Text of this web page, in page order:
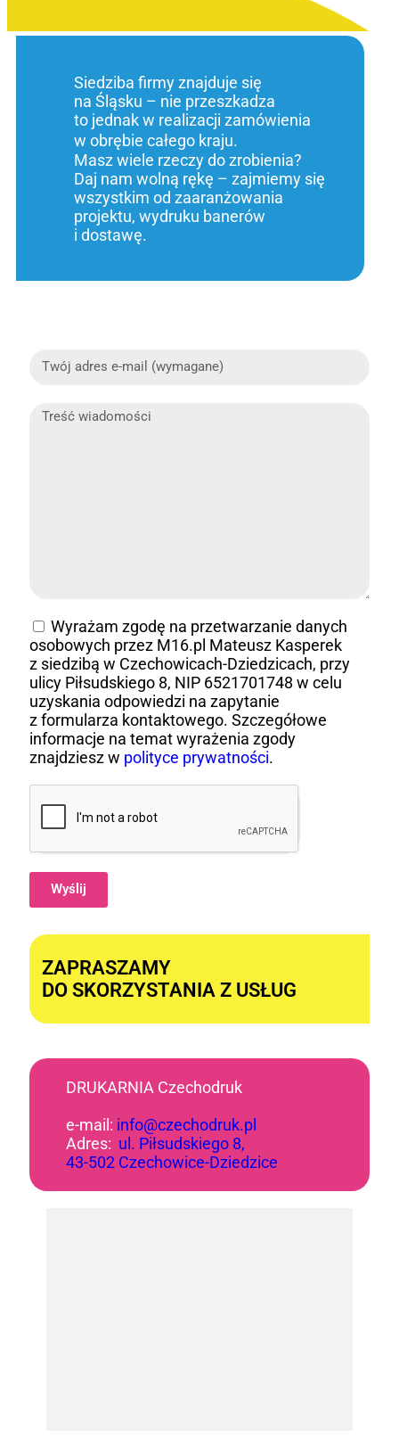
Siedziba firmy znajduje się
na Śląsku – nie przeszkadza
to jednak w realizacji zamówienia
w obrębie całego kraju.
Masz wiele rzeczy do zrobienia?
Daj nam wolną rękę – zajmiemy się
wszystkim od zaaranżowania
projektu, wydruku banerów
i dostawę.
Wyrażam zgodę na przetwarzanie danych
osobowych przez M16.pl Mateusz Kasperek
z siedzibą w Czechowicach-Dziedzicach, przy
ulicy Piłsudskiego 8, NIP 6521701748 w celu
uzyskania odpowiedzi na zapytanie
z formularza kontaktowego. Szczegółowe
informacje na temat wyrażenia zgody
znajdziesz w polityce prywatności.
Wyślij
ZAPRASZAMY
DO SKORZYSTANIA Z USŁUG
DRUKARNIA Czechodruk
e-mail: info@czechodruk.pl
Adres: ul. Piłsudskiego 8,
43-502 Czechowice-Dziedzice